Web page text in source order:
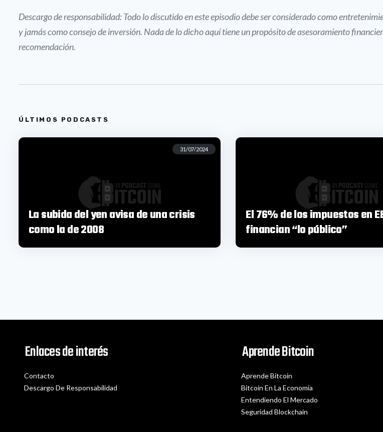
Descargo de responsabilidad: Todo lo discutido en este episodio debe ser considerado como
y jamás como consejo de inversión. Nada de lo dicho aquí tiene un propósito de asesoramiento
recomendación.
ÚLTIMOS PODCASTS
31/07/2024
La subida del yen avisa de una crisis
como la de 2008
El 76% de los impuestos en
financian “lo público”
Enlaces de interés
Contacto
Descargo De Responsabilidad
Aprende Bitcoin
Aprende Bitcoin
Bitcoin En La Economía
Entendiendo El Mercado
Seguridad Blockchain